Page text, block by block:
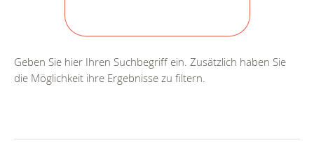
Geben Sie hier Ihren Suchbegriff ein. Zusätzlich haben Sie
die Möglichkeit ihre Ergebnisse zu filtern.